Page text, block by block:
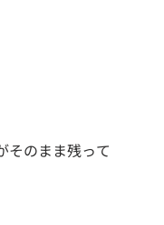
そのまま残って